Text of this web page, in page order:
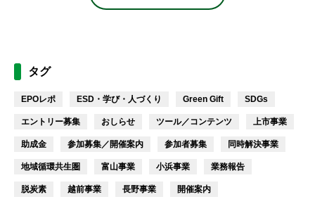
タグ
EPOレポ ESD・学び・人づくり Green Gift SDGs
エントリー募集 おしらせ ツール／コンテンツ 上市事業
助成金 参加募集／開催案内 参加者募集 同時解決事業
地域循環共生圏 富山事業 小浜事業 業務報告
脱炭素 越前事業 長野事業 開催案内